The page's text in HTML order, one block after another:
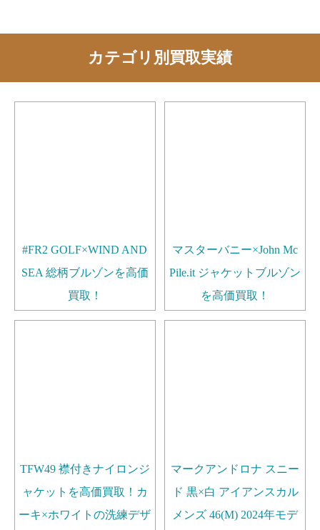
カテゴリ別買取実績
#FR2 GOLF×WIND AND
SEA 総柄ブルゾンを高価
買取！
マスターバニー×John Mc
Pile.it ジャケットブルゾン
を高価買取！
TFW49 襟付きナイロンジ
ャケットを高価買取！カ
ーキ×ホワイトの洗練デザ
マークアンドロナ スニー
ド 黒×白 アイアンスカル
メンズ 46(M) 2024年モデ